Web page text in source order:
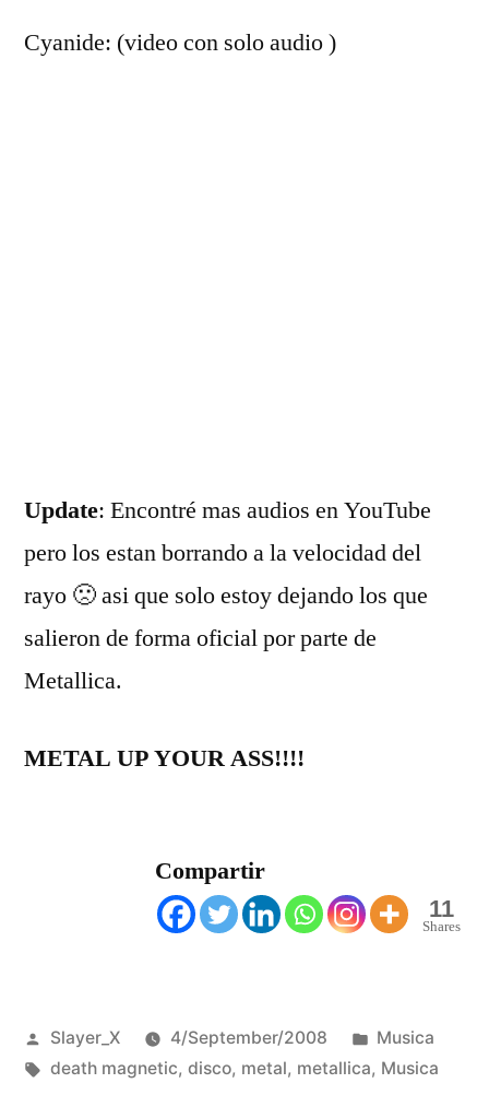
Cyanide: (video con solo audio )
Update: Encontré mas audios en YouTube
pero los estan borrando a la velocidad del
rayo 🙁 asi que solo estoy dejando los que
salieron de forma oficial por parte de
Metallica.
METAL UP YOUR ASS!!!!
Compartir
11
Shares
Posted
by
Slayer_X 4/September/2008
Posted
in
Musica
Tags:
death magnetic, disco, metal, metallica, Musica